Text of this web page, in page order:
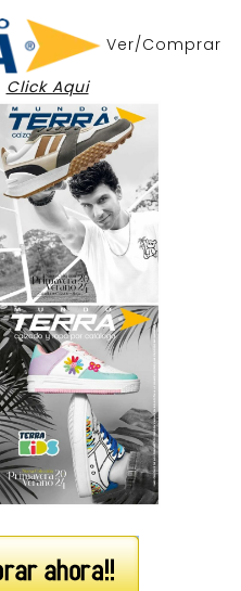
Ver/Comprar
Click Aqui